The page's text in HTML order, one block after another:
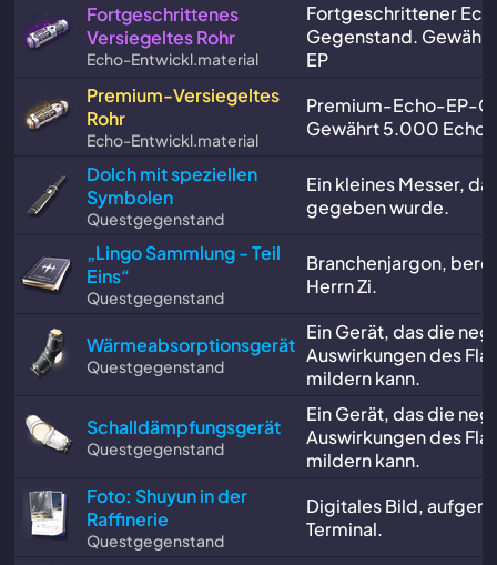
Fortgeschrittenes
Versiegeltes Rohr
Echo-Entwickl.material
Fortgeschrittener
Gegenstand.
EP
Premium-Versiegeltes
Rohr
Echo-Entwickl.material
Premium-Echo-EP-
Gewährt 5.000 Echo-
Dolch mit speziellen
Symbolen
Questgegenstand
Ein kleines Messer,
gegeben wurde.
„Lingo Sammlung - Teil
Eins“
Questgegenstand
Branchenjargon,
Herrn Zi.
Wärmeabsorptionsgerät
Questgegenstand
Ein Gerät, das die
Auswirkungen des
mildern kann.
Schalldämpfungsgerät
Questgegenstand
Ein Gerät, das die
Auswirkungen des
mildern kann.
Foto: Shuyun in der
Raffinerie
Questgegenstand
Digitales Bild,
Terminal.